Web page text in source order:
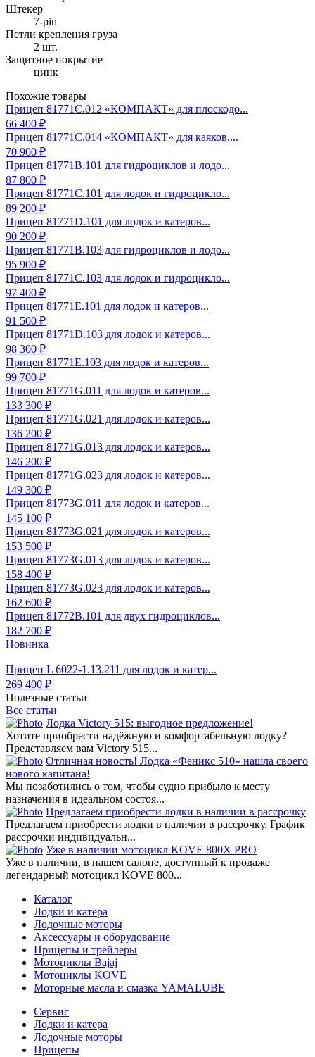
Штекер
7-pin
Петли крепления груза
2 шт.
Защитное покрытие
цинк
Похожие товары
Прицеп 81771С.012 «КОМПАКТ» для плоскодо...
66 400 ₽
Прицеп 81771С.014 «КОМПАКТ» для каяков,...
70 900 ₽
Прицеп 81771B.101 для гидроциклов и лодо...
87 800 ₽
Прицеп 81771C.101 для лодок и гидроцикло...
89 200 ₽
Прицеп 81771D.101 для лодок и катеров...
90 200 ₽
Прицеп 81771B.103 для гидроциклов и лодо...
95 900 ₽
Прицеп 81771C.103 для лодок и гидроцикло...
97 400 ₽
Прицеп 81771E.101 для лодок и катеров...
91 500 ₽
Прицеп 81771D.103 для лодок и катеров...
98 300 ₽
Прицеп 81771E.103 для лодок и катеров...
99 700 ₽
Прицеп 81771G.011 для лодок и катеров...
133 300 ₽
Прицеп 81771G.021 для лодок и катеров...
136 200 ₽
Прицеп 81771G.013 для лодок и катеров...
146 200 ₽
Прицеп 81771G.023 для лодок и катеров...
149 300 ₽
Прицеп 81773G.011 для лодок и катеров...
145 100 ₽
Прицеп 81773G.021 для лодок и катеров...
153 500 ₽
Прицеп 81773G.013 для лодок и катеров...
158 400 ₽
Прицеп 81773G.023 для лодок и катеров...
162 600 ₽
Прицеп 81772B.101 для двух гидроциклов...
182 700 ₽
Новинка
Прицеп L 6022-1.13.211 для лодок и катер...
269 400 ₽
Полезные статьи
Все статьи
Лодка Victory 515: выгодное предложение!
Хотите приобрести надёжную и комфортабельную лодку?
Представляем вам Victory 515...
Отличная новость! Лодка «Феникс 510» нашла своего
нового капитана!
Мы позаботились о том, чтобы судно прибыло к месту
назначения в идеальном состоя...
Предлагаем приобрести лодки в наличии в рассрочку
Предлагаем приобрести лодки в наличии в рассрочку. График
рассрочки индивидуальн...
Уже в наличии мотоцикл KOVE 800X PRO
Уже в наличии, в нашем салоне, доступный к продаже
легендарный мотоцикл KOVE 800...
Каталог
Лодки и катера
Лодочные моторы
Аксессуары и оборудование
Прицепы и трейлеры
Мотоциклы Bajaj
Мотоциклы KOVE
Моторные масла и смазка YAMALUBE
Сервис
Лодки и катера
Лодочные моторы
Прицепы